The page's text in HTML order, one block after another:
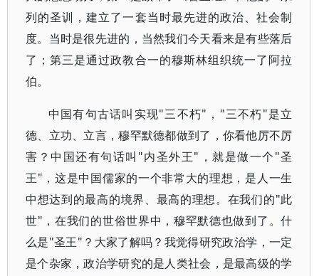
列的圣训，建立了一套当时最先进的政治、社会制
度。当时是很先进的，当然我们今天看来是有些落后
了；第三是通过政教合一的穆斯林组织统一了阿拉
伯。
中国有句古话叫实现"三不朽"，"三不朽"是立
德、立功、立言，穆罕默德都做到了，你看他厉不厉
害？中国还有句话叫"内圣外王"，就是做一个"圣
王"，这是中国儒家的一个非常大的理想，是人一生
中想达到的最高的境界、最高的理想。在我们的"此
世"，在我们的世俗世界中，穆罕默德也做到了。什
么是"圣王"？大家了解吗？我觉得研究政治学，一定
是个杂家，政治学研究的是人类社会，是最高级的学